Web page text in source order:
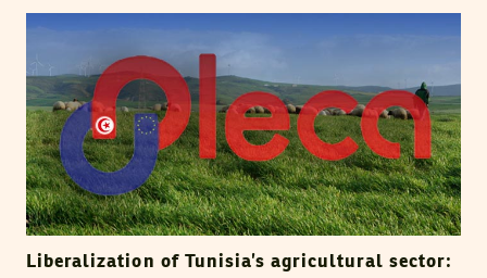
Liberalization of Tunisia’s agricultural sector: